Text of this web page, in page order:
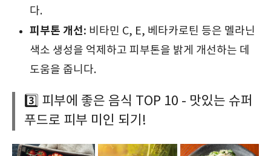
다.
피부톤 개선: 비타민 C, E, 베타카로틴 등은 멜라닌
색소 생성을 억제하고 피부톤을 밝게 개선하는 데
도움을 줍니다.
3️⃣ 피부에 좋은 음식 TOP 10 - 맛있는 슈퍼
푸드로 피부 미인 되기!